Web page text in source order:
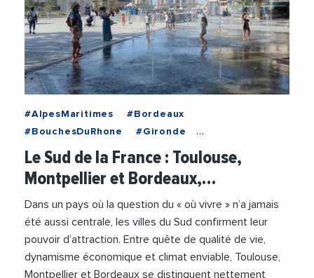
#AlpesMaritimes
#Bordeaux
#BouchesDuRhone
#Gironde
#HauteGaronne
#Marseille
#Montpellier
#Nice
#NouvelleAquitaine
#Occitanie
#ProvenceAlpesCoteDAzur
#Toulouse
#Analyse
#AnalyseEconomique
#Attractivite
#Emploi
#Jeunesse
#Logement
Le Sud de la France : Toulouse,
Montpellier et Bordeaux,…
Dans un pays où la question du « où vivre » n’a jamais
été aussi centrale, les villes du Sud confirment leur
pouvoir d’attraction. Entre quête de qualité de vie,
dynamisme économique et climat enviable, Toulouse,
Montpellier et Bordeaux se distinguent nettement